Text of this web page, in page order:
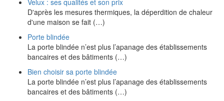
Velux : ses qualités et son prix
D'après les mesures thermiques, la déperdition de chaleur
d'une maison se fait (…)
Porte blindée
La porte blindée n’est plus l’apanage des établissements
bancaires et des bâtiments (…)
Bien choisir sa porte blindée
La porte blindée n’est plus l’apanage des établissements
bancaires et des bâtiments (…)